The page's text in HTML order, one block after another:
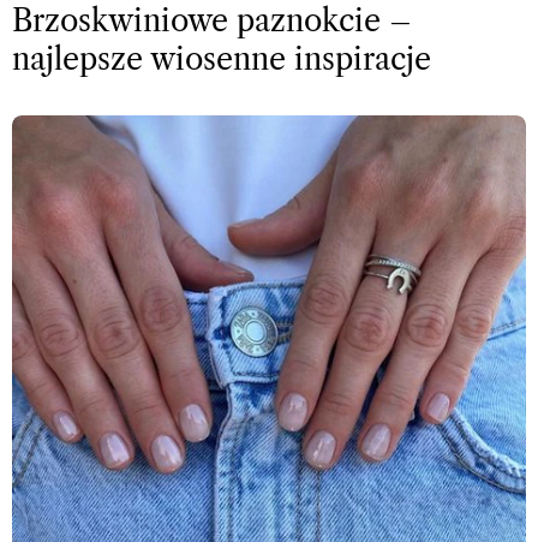
Brzoskwiniowe paznokcie –
najlepsze wiosenne inspiracje